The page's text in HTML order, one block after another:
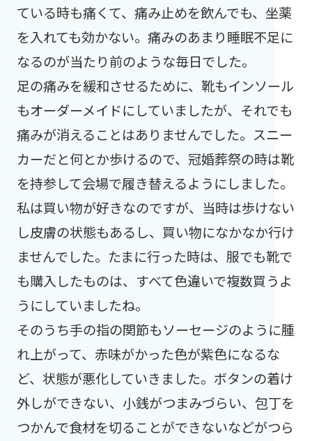
ている時も痛くて、痛み止めを飲んでも、坐薬
を入れても効かない。痛みのあまり睡眠不足に
なるのが当たり前のような毎日でした。
足の痛みを緩和させるために、靴もインソール
もオーダーメイドにしていましたが、それでも
痛みが消えることはありませんでした。スニー
カーだと何とか歩けるので、冠婚葬祭の時は靴
を持参して会場で履き替えるようにしました。
私は買い物が好きなのですが、当時は歩けない
し皮膚の状態もあるし、買い物になかなか行け
ませんでした。たまに行った時は、服でも靴で
も購入したものは、すべて色違いで複数買うよ
うにしていましたね。
そのうち手の指の関節もソーセージのように腫
れ上がって、赤味がかった色が紫色になるな
ど、状態が悪化していきました。ボタンの着け
外しができない、小銭がつまみづらい、包丁を
つかんで食材を切ることができないなどがつら